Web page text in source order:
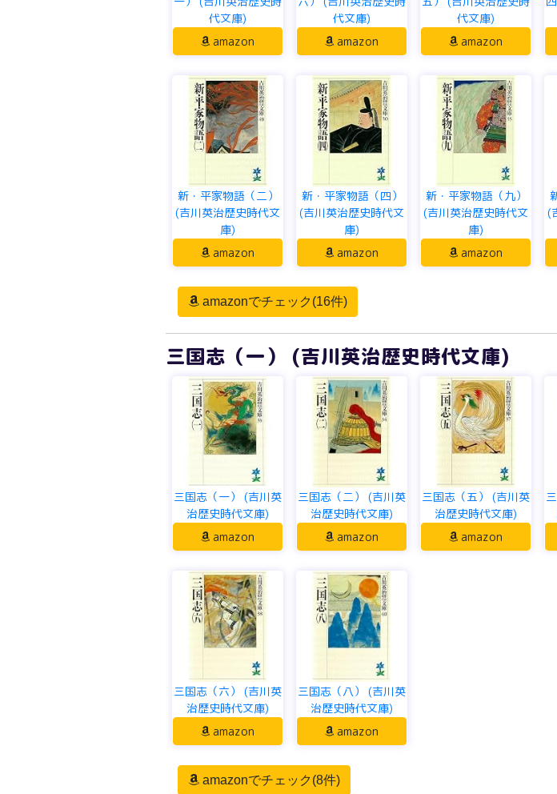
代文庫)
amazon
代文庫)
amazon
代文庫)
amazon
新・平家物語（二）
(吉川英治歴史時代文
庫)
amazon
新・平家物語（四）
(吉川英治歴史時代文
庫)
amazon
新・平家物語（九）
(吉川英治歴史時代文
庫)
amazon
(
amazonでチェック(16件)
三国志（一） (吉川英治歴史時代文庫)
三国志（一） (吉川英
治歴史時代文庫)
amazon
三国志（二） (吉川英
治歴史時代文庫)
amazon
三国志（五） (吉川英
治歴史時代文庫)
amazon
三国志（六） (吉川英
治歴史時代文庫)
amazon
三国志（八） (吉川英
治歴史時代文庫)
amazon
amazonでチェック(8件)